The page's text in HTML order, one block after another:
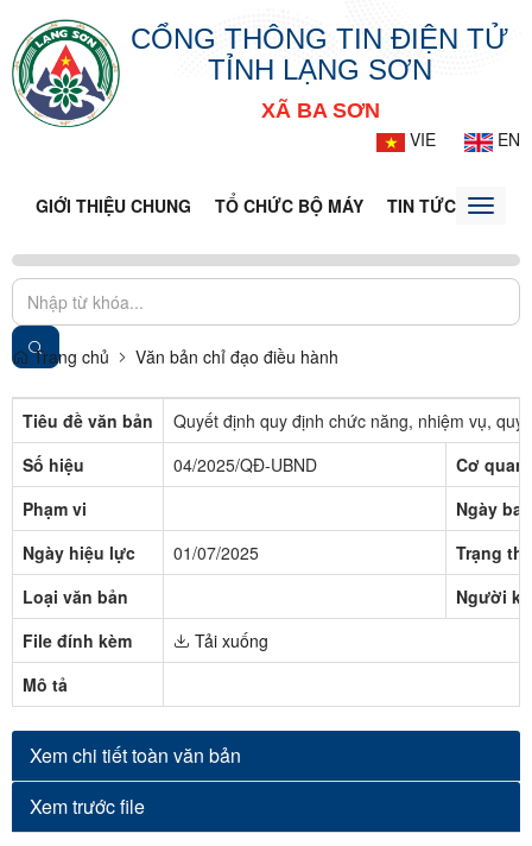
CỔNG THÔNG TIN ĐIỆN TỬ
TỈNH LẠNG SƠN
XÃ BA SƠN
VIE
EN
GIỚI THIỆU CHUNG TỔ CHỨC BỘ MÁY TIN TỨC - SỰToggle
Trang chủ Văn bản chỉ đạo điều hành
Tiêu đề văn bản
Quyết định quy định chức năng, nhiệm vụ,
Số hiệu
04/2025/QĐ-UBND
Cơ quan
Phạm vi
Ngày
Ngày hiệu lực
01/07/2025
Trạng
Loại văn bản
Người ký
File đính kèm
Tải xuống
Mô tả
Xem chi tiết toàn văn bản
Xem trước file